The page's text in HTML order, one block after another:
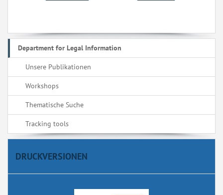
Department for Legal Information
Unsere Publikationen
Workshops
Thematische Suche
Tracking tools
DRUCKVERSIONEN